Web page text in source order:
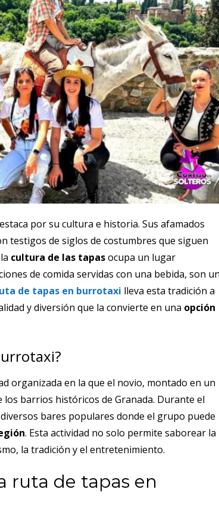
por su cultura e historia. Sus afamados
testigos de siglos de costumbres que siguen
cultura de las tapasocupa un lugar
de comida servidas con una bebida, son
de tapas en burrotaxi lleva esta tradición a
y diversión que la convierte en una opción
organizada en la que el novio, montado en un
barrios históricos de Granada. Durante el
bares populares donde el grupo puede
. Esta actividad no solo permite saborear la
la tradición y el entretenimiento.
ruta de tapas en